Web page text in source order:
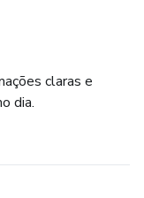
claras e
dia.